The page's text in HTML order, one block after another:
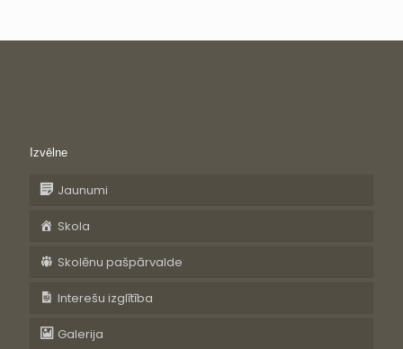
Izvēlne
Jaunumi
Skola
Skolēnu pašpārvalde
Interešu izglītība
Galerija